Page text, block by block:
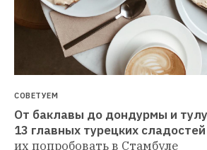
СОВЕТУЕМ
От баклавы до дондурмы и
13 главных турецких сладостей
их попробовать в Стамбуле